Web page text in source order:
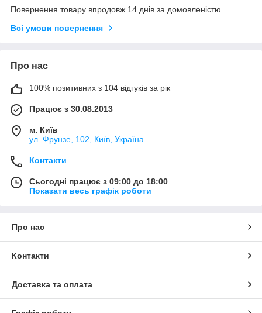
Повернення товару впродовж 14 днів за домовленістю
Всі умови повернення
Про нас
100% позитивних з 104 відгуків за рік
Працює з 30.08.2013
м. Київ
ул. Фрунзе, 102, Київ, Україна
Контакти
Сьогодні працює з 09:00 до 18:00
Показати весь графік роботи
Про нас
Контакти
Доставка та оплата